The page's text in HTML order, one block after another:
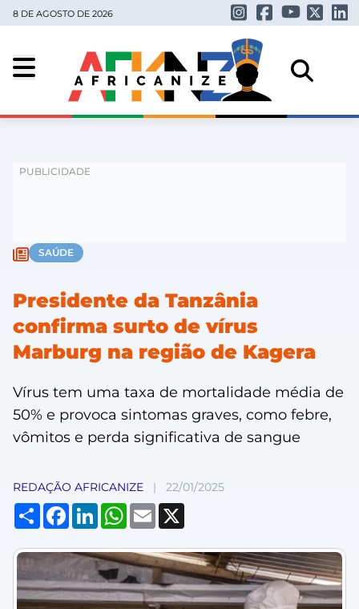
8 DE AGOSTO DE 2026
SAÚDE
Presidente da Tanzânia
confirma surto de vírus
Marburg na região de Kagera
Vírus tem uma taxa de mortalidade média de
50% e provoca sintomas graves, como febre,
vômitos e perda significativa de sangue
REDAÇÃO AFRICANIZE | 22/01/2025
Compartilhar
Facebook
LinkedInWhatsApp
Email